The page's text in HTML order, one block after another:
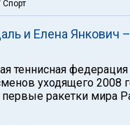
Спорт
и Елена Янкович
теннисная
уходящего 2008
ракетки мира